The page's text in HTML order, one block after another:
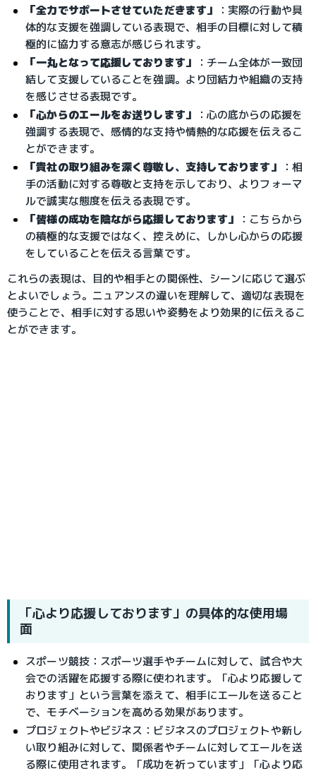
「全力でサポートさせていただきます」
：実際の行動や具
体的な支援を強調している表現で、相手の目標に対して積
極的に協力する意志が感じられます。
「一丸となって応援しております」
：チーム全体が一致団
結して支援していることを強調。より団結力や組織の支持
を感じさせる表現です。
「心からのエールをお送りします」
：心の底からの応援を
強調する表現で、感情的な支持や情熱的な応援を伝えるこ
とができます。
「貴社の取り組みを深く尊敬し、支持しております」
：相
手の活動に対する尊敬と支持を示しており、よりフォーマ
ルで誠実な態度を伝える表現です。
「皆様の成功を陰ながら応援しております」
：こちらから
の積極的な支援ではなく、控えめに、しかし心からの応援
をしていることを伝える言葉です。
これらの表現は、目的や相手との関係性、シーンに応じて選ぶ
とよいでしょう。ニュアンスの違いを理解して、適切な表現を
使うことで、相手に対する思いや姿勢をより効果的に伝えるこ
とができます。
「心より応援しております」の具体的な使用場
面
スポーツ競技：スポーツ選手やチームに対して、試合や大
会での活躍を応援する際に使われます。「心より応援して
おります」という言葉を添えて、相手にエールを送ること
で、モチベーションを高める効果があります。
プロジェクトやビジネス：ビジネスのプロジェクトや新し
い取り組みに対して、関係者やチームに対してエールを送
る際に使用されます。「成功を祈っています」「心より応